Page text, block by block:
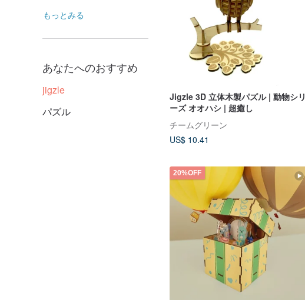
もっとみる
あなたへのおすすめ
jigzle
パズル
Jigzle 3D 立体木製パズル | 動物シリ
ーズ オオハシ | 超癒し
チームグリーン
US$ 10.41
20%OFF